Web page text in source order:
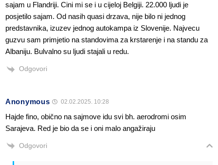
sajam u Flandriji. Cini mi se i u cijeloj Belgiji. 22.000 ljudi je
posjetilo sajam. Od nasih quasi drzava, nije bilo ni jednog
predstavnika, izuzev jednog autokampa iz Slovenije. Najvecu
guzvu sam primjetio na standovima za krstarenje i na standu za
Albaniju. Bulvalno su ljudi stajali u redu.
Odgovori
Anonymous 02.02.2025. 10:28
Hajde fino, obično na sajmove idu svi bh. aerodromi osim
Sarajeva. Red je bio da se i oni malo angažiraju
Odgovori